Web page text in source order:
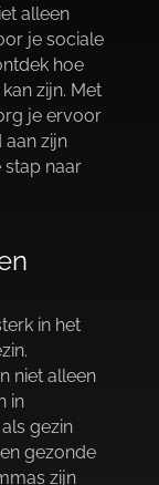
alleen
je sociale
hoe
zijn.​ Met
je ervoor
zijn
stap naar
in het
niet alleen
in
gezin
gezonde
zijn